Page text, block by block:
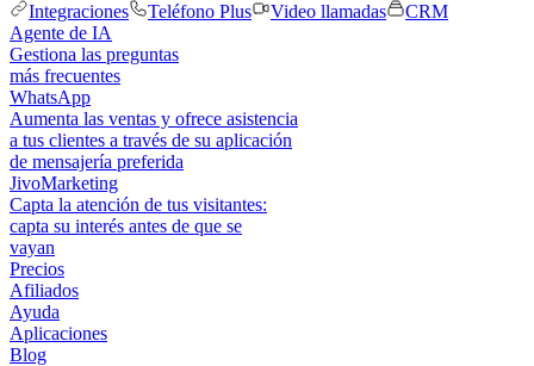
Integraciones
Teléfono Plus Video llamadas
CRM
Agente de IA
Gestiona las preguntas
más frecuentes
WhatsApp
Aumenta las ventas y ofrece asistencia
a tus clientes a través de su aplicación
de mensajería preferida
JivoMarketing
Capta la atención de tus visitantes:
capta su interés antes de que se
vayan
Precios
Afiliados
Ayuda
Aplicaciones
Blog